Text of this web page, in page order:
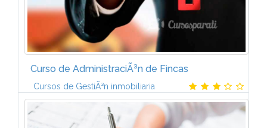
Curso de AdministraciÃ³n de Fincas
Cursos de GestiÃ³n inmobiliaria
* La profesiÃ³n de Administrador de Fincas*
Aspectos JurÃ­dicos de la Propiedad* El rÃ©gimen